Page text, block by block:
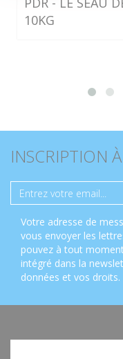
10KG
INSCRIPTION
Votre adresse de
vous envoyer les
pouvez à tout
intégré dans la
données et vos droits.